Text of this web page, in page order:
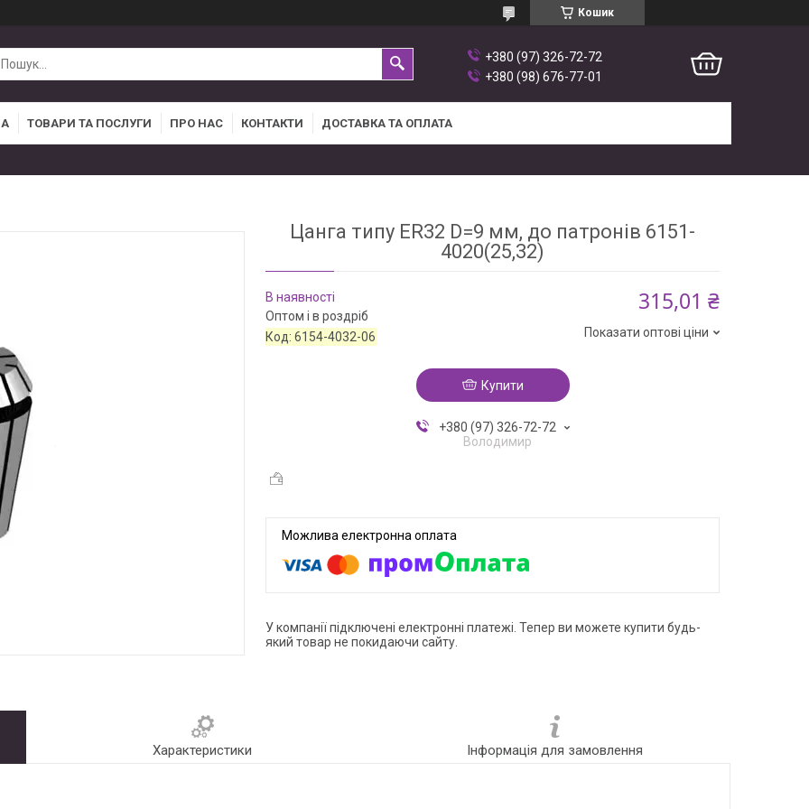
Кошик
+380 (97) 326-72-72
+380 (98) 676-77-01
ТОВАРИ ТА ПОСЛУГИ ПРО НАС КОНТАКТИ ДОСТАВКА ТА ОПЛАТА
Цанга типу ER32 D=9 мм, до патронів 6151-
4020(25,32)
В наявності
Оптом і в роздріб
Код:6154-4032-06
315,01 ₴
Показати оптові ціни
Купити
+380 (97) 326-72-72
Володимир
У компанії підключені електронні платежі. Тепер ви можете купити будь-
який товар не покидаючи сайту.
Характеристики Інформація для замовлення